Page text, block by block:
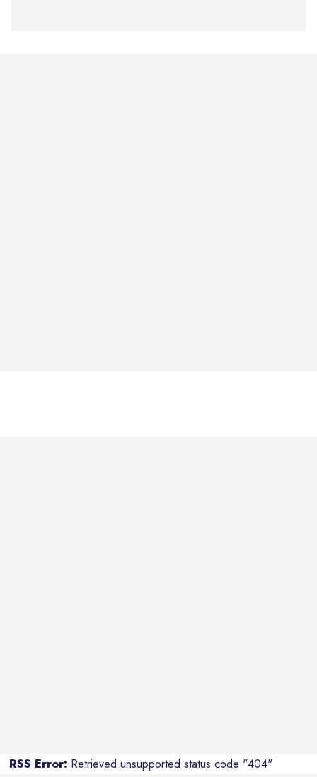
RSS Error: Retrieved unsupported status code "404"